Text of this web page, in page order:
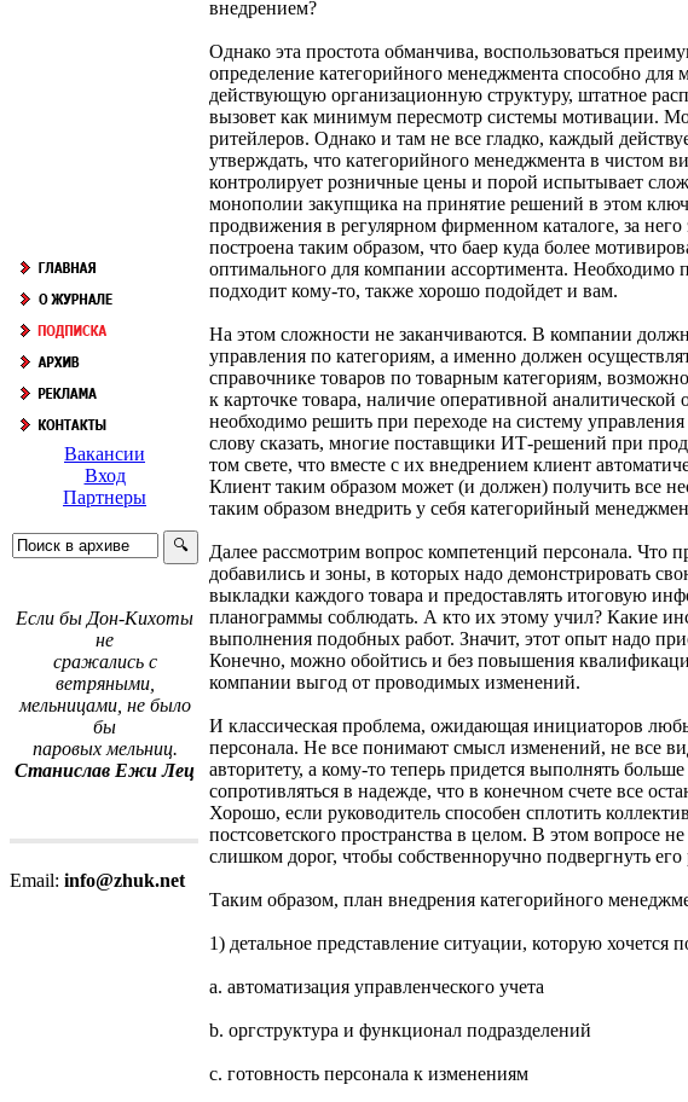
Вакансии
Вход
Партнеры
Если бы Дон-Кихоты
не
сражались с
ветряными,
мельницами, не было
бы
паровых мельниц.
Станислав Ежи Лец
Email: info@zhuk.net
внедрением?
Однако эта простота обманчива, воспользоваться
определение категорийного менеджмента способно для
действующую организационную структуру, штатное
вызовет как минимум пересмотр системы мотивации.
ритейлеров. Однако и там не все гладко, каждый
утверждать, что категорийного менеджмента в чистом
контролирует розничные цены и порой испытывает
монополии закупщика на принятие решений в этом
продвижения в регулярном фирменном каталоге, за
построена таким образом, что баер куда более
оптимального для компании ассортимента. Необходимо
подходит кому-то, также хорошо подойдет и вам.
На этом сложности не заканчиваются. В компании
управления по категориям, а именно должен
справочнике товаров по товарным категориям,
к карточке товара, наличие оперативной
необходимо решить при переходе на систему
слову сказать, многие поставщики ИТ-решений при
том свете, что вместе с их внедрением клиент
Клиент таким образом может (и должен) получить все
таким образом внедрить у себя категорийный
Далее рассмотрим вопрос компетенций персонала. Что
добавились и зоны, в которых надо демонстрировать
выкладки каждого товара и предоставлять итоговую
планограммы соблюдать. А кто их этому учил? Какие
выполнения подобных работ. Значит, этот опыт надо
Конечно, можно обойтись и без повышения
компании выгод от проводимых изменений.
И классическая проблема, ожидающая инициаторов
персонала. Не все понимают смысл изменений, не все
авторитету, а кому-то теперь придется выполнять
сопротивляться в надежде, что в конечном счете все
Хорошо, если руководитель способен сплотить
постсоветского пространства в целом. В этом вопросе
слишком дорог, чтобы собственноручно подвергнуть
Таким образом, план внедрения категорийного
1) детальное представление ситуации, которую
a. автоматизация управленческого учета
b. оргструктура и функционал подразделений
c. готовность персонала к изменениям